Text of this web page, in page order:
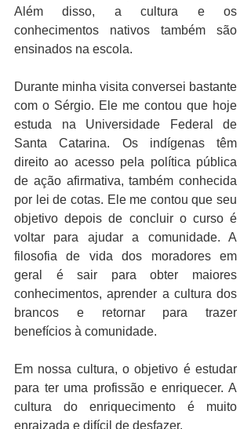
Além disso, a cultura e os
conhecimentos nativos também são
ensinados na escola.
Durante minha visita conversei bastante
com o Sérgio. Ele me contou que hoje
estuda na Universidade Federal de
Santa Catarina. Os indígenas têm
direito ao acesso pela política pública
de ação afirmativa, também conhecida
por lei de cotas. Ele me contou que seu
objetivo depois de concluir o curso é
voltar para ajudar a comunidade. A
filosofia de vida dos moradores em
geral é sair para obter maiores
conhecimentos, aprender a cultura dos
brancos e retornar para trazer
benefícios à comunidade.
Em nossa cultura, o objetivo é estudar
para ter uma profissão e enriquecer. A
cultura do enriquecimento é muito
enraizada e difícil de desfazer.